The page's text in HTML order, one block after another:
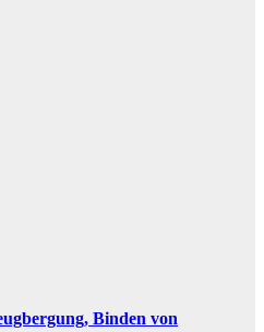
Binden von